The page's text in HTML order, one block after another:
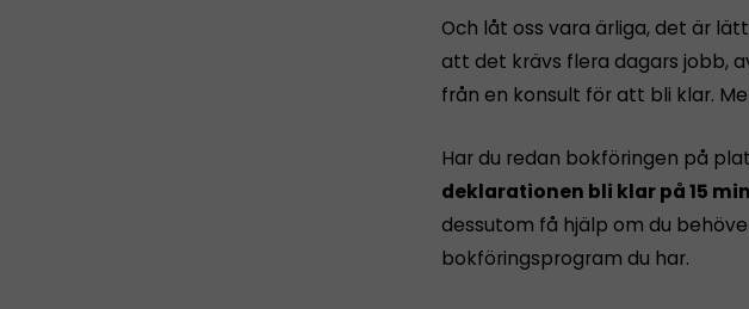
Och låt oss vara ärliga, det är
att det krävs flera dagars jobb,
från en konsult för att bli klar.
Har du redan bokföringen på
deklarationen bli klar på 15
dessutom få hjälp om du
bokföringsprogram du har.